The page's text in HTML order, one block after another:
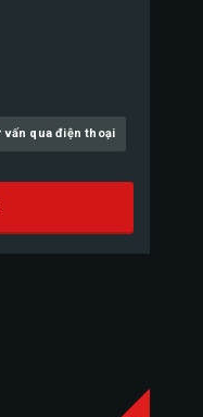
vấn qua điện thoại